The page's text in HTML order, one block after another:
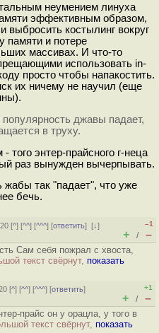
неумением линуха
эффективным образом,
выбросить костылинг вокруг
памяти и потере
массивах. И что-то
использовать in-
просто чтобы напакостить.
их ничему не научил (еще
джавы падает,
в труху.
того энтер-прайсного г-неца
раз вынужден вычерпывать.
жабы так "падает", что уже
бечь.
[^] [^^] [^^^] [ответить][↓]
–1
+ / –
Сам себя пожрал с хвоста,
текст свёрнут, показать
[^] [^^] [^^^] [ответить]
+1
+ / –
прайс он у орацла, у того в
текст свёрнут, показать